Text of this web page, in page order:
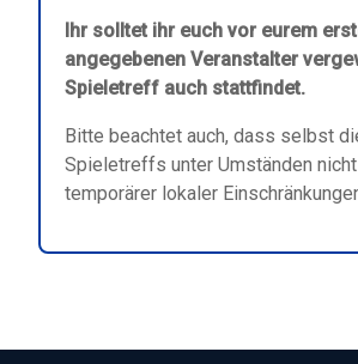
Ihr solltet ihr euch vor eurem
angegebenen Veranstalter
Spieletreff auch stattfindet.
Bitte beachtet auch, dass selbst
Spieletreffs unter Umständen
temporärer lokaler